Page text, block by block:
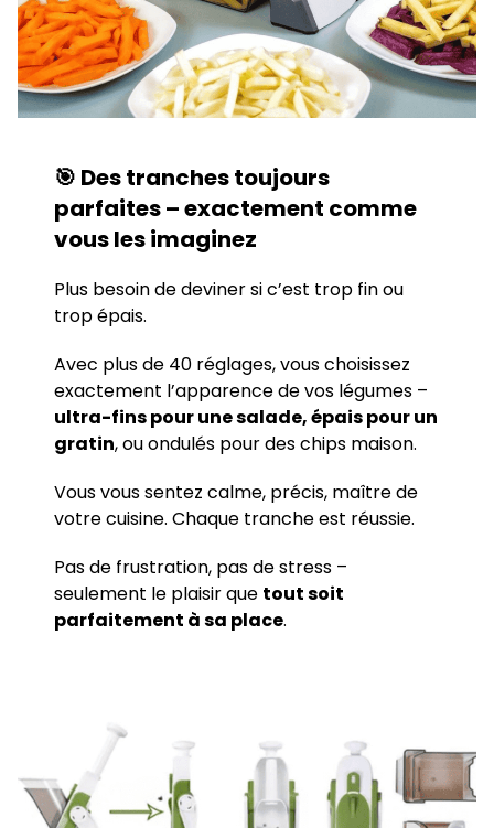
🎯 Des tranches toujours
parfaites – exactement comme
vous les imaginez
Plus besoin de deviner si c’est trop fin ou
trop épais.
Avec plus de 40 réglages, vous choisissez
exactement l’apparence de vos légumes –
ultra-fins pour une salade, épais pour un
gratin, ou ondulés pour des chips maison.
Vous vous sentez calme, précis, maître de
votre cuisine. Chaque tranche est réussie.
Pas de frustration, pas de stress –
seulement le plaisir que tout soit
parfaitement à sa place.